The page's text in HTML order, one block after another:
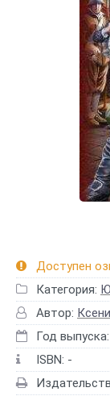
Доступен
Категория:
Автор:
Год
ISBN: -